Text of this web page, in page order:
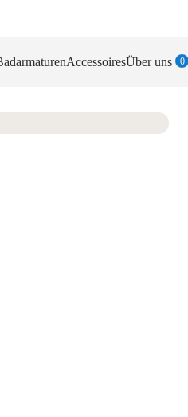
AccessoiresÜber uns 0